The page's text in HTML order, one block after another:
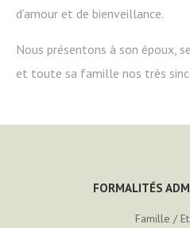
d’amour et de bienveillance.
Nous présentons à son époux,
et toute sa famille nos très
FORMALITÉS
Famille /